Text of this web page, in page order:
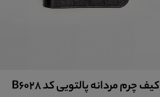
کیف چرم مردانه پالتویی کد B6028